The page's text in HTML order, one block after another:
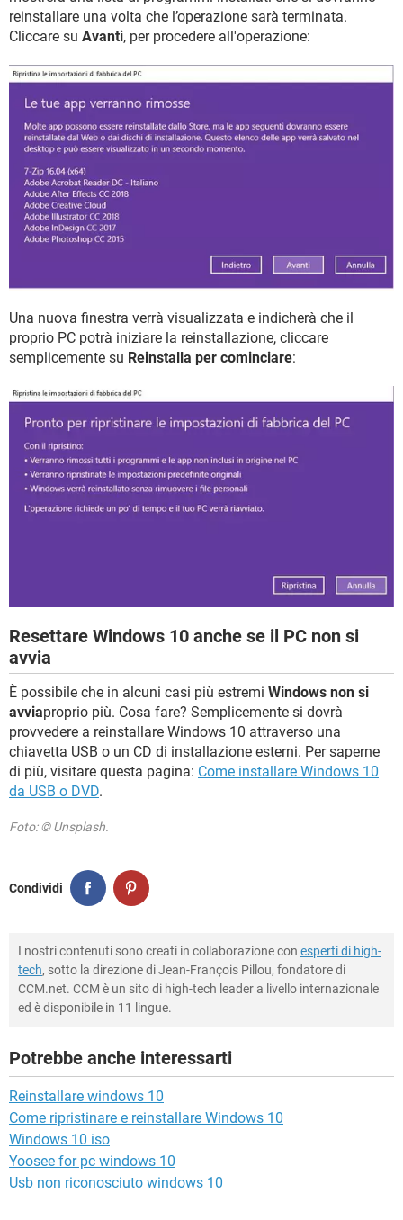
reinstallare una volta che l’operazione sarà terminata.
Cliccare su Avanti, per procedere all'operazione:
Una nuova finestra verrà visualizzata e indicherà che il
proprio PC potrà iniziare la reinstallazione, cliccare
semplicemente su Reinstalla per cominciare:
Resettare Windows 10 anche se il PC non si
avvia
È possibile che in alcuni casi più estremi Windows non si
avviaproprio più. Cosa fare? Semplicemente si dovrà
provvedere a reinstallare Windows 10 attraverso una
chiavetta USB o un CD di installazione esterni. Per saperne
di più, visitare questa pagina: Come installare Windows 10
da USB o DVD.
Foto: © Unsplash.
Condividi
I nostri contenuti sono creati in collaborazione con esperti di high-
tech, sotto la direzione di Jean-François Pillou, fondatore di
CCM.net. CCM è un sito di high-tech leader a livello internazionale
ed è disponibile in 11 lingue.
Potrebbe anche interessarti
Reinstallare windows 10
Come ripristinare e reinstallare Windows 10
Windows 10 iso
Yoosee for pc windows 10
Usb non riconosciuto windows 10